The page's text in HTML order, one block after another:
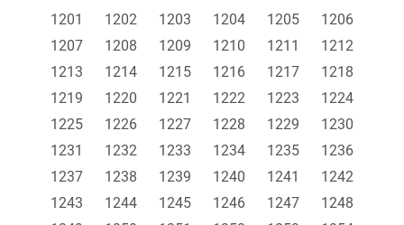
1201
1202 1203 1204 1205
1206
1207
1208 1209 1210 1211
1212
1213
1214 1215 1216 1217
1218
1219
1220 1221 1222 1223
1224
1225
1226 1227 1228 1229
1230
1231
1232 1233 1234 1235
1236
1237
1238 1239 1240 1241
1242
1243
1244 1245 1246 1247
1248